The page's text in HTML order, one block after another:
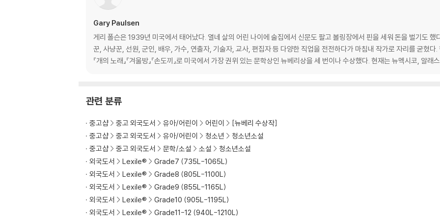
Gary Paulsen
게리 폴슨은 1939년 미국에서 태어났다. 열네 살의 어린 나이에 술집에서 신문도 팔고 볼링장에서 핀을 세워 돈을 벌기도 했
꾼, 사냥꾼, 선원, 군인, 배우, 가수, 연출자, 기술자, 교사, 편집자 등 다양한 직업을 전전하다가 마침내 작가로 자리를 굳혔
『개의 노래』『겨울방』『손도끼』로 미국에서 가장 권위 있는 문학상인 뉴베리상을 세 번이나 수상했다. 현재는 뉴멕시코, 알
관련 분류
중고샵 중고 외국도서 유아/어린이 어린이
[뉴베리 수상작]
중고샵
중고 외국도서 유아/어린이 청소년
청소년소설
중고샵
중고 외국도서 문학/소설 소설
청소년소설
외국도서
Lexile®
Grade7 (735L-1065L)
외국도서
Lexile®
Grade8 (805L-1100L)
외국도서
Lexile®
Grade9 (855L-1165L)
외국도서
Lexile®
Grade10 (905L-1195L)
외국도서
Lexile® Grade11-12 (940L-1210L)